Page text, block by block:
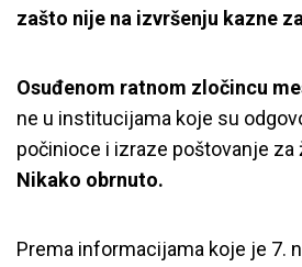
zašto nije na izvršenju kazne
Osuđenom ratnom zločincu
ne u institucijama koje su
počinioce i izraze poštovanje za
Nikako obrnuto.
Prema informacijama koje je 7.